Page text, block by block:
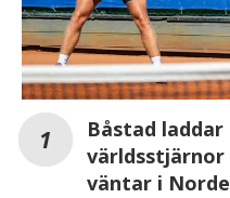
Båstad laddar
väntar i